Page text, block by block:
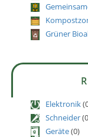
Grüner
Elektronik
Schneider
Geräte(0)